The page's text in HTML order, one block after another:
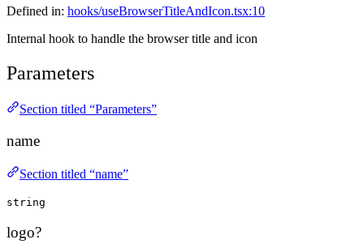
Defined in: hooks/useBrowserTitleAndIcon.tsx:10
Internal hook to handle the browser title and icon
Parameters
Section titled “Parameters”
name
Section titled “name”
string
logo?